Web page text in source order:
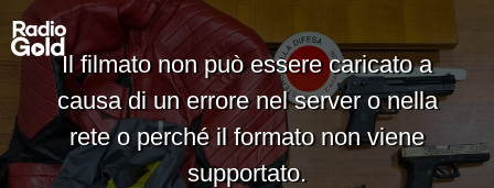
Il filmato non può essere caricato a
causa di un errore nel server o nella
rete o perché il formato non viene
supportato.